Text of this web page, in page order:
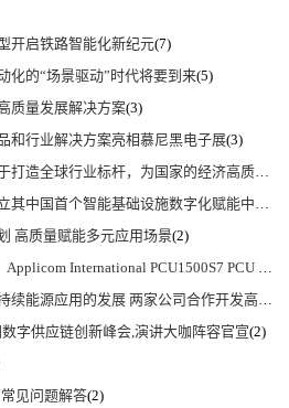
开启铁路智能化新纪元(7)
化的“场景驱动”时代将要到来(5)
质量发展解决方案(3)
和行业解决方案亮相慕尼黑电子展(3)
的经济高质量发展贡献更大力量|上海电气集团党委书记、董事长吴磊来访
中国首个智能基础设施数字化赋能中心
高质量赋能多元应用场景(2)
International PCU1500S7 PCU 1500 S7 V4.5.0
司合作开发高性能储能和太阳能组串式逆变器方案 以实现可持续的未来
数字供应链创新峰会,演讲大咖阵容官宣(2)
见问题解答(2)